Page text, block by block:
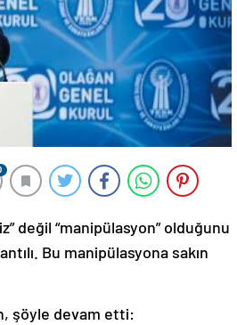
değil “manipülasyon” olduğunu
Bu manipülasyona sakın
şöyle devam etti: